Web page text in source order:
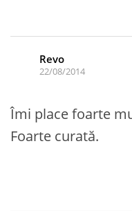
Revo
22/08/2014
Îmi place foarte
Foarte curată.